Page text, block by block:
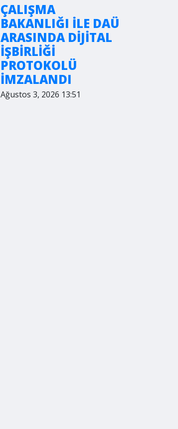
ÇALIŞMA
BAKANLIĞI İLE DAÜ
ARASINDA DİJİTAL
İŞBİRLİĞİ
PROTOKOLÜ
İMZALANDI
Ağustos 3, 2026 13:51